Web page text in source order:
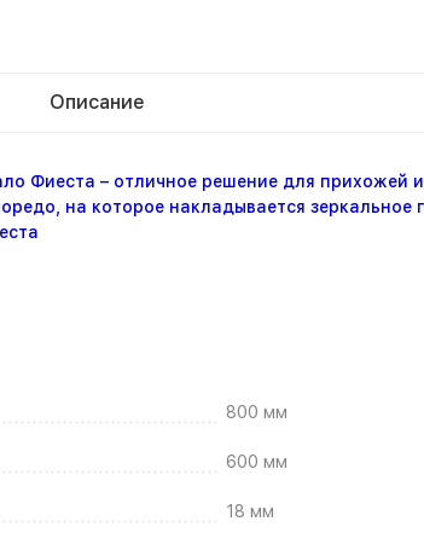
Описание
Фиеста – отличное решение для прихожей
на которое накладывается
800 мм
600 мм
18 мм